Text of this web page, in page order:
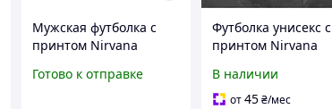
Мужская футболка с
принтом Nirvana
Готово к отправке
Футболка унисекс с
принтом Nirvana
черная XS
В наличии
от45₴/мес